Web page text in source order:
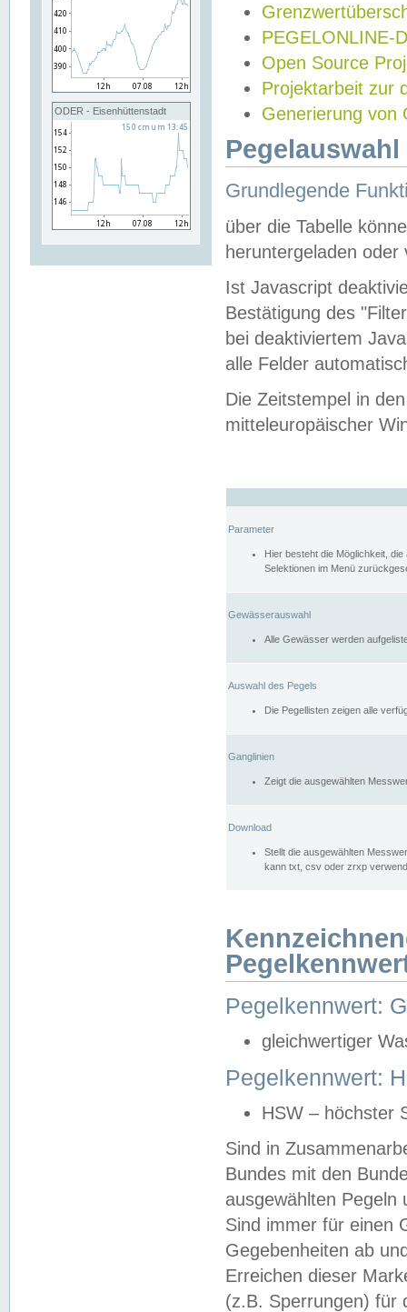
ODER - Eisenhüttenstadt
PEGELONLINE-
Open Source
Projektarbeit zur
Generierung von
Grundlegende
über die Tabelle
heruntergeladen oder
Ist Javascript
Bestätigung des
bei deaktiviertem
alle Felder
Die Zeitstempel in
mitteleuropäischer
Parameter
Hier besteht die Möglichkeit,
Selektionen im Menü
Gewässerauswahl
Alle Gewässer werden
Auswahl des Pegels
Die Pegellisten zeigen alle
Ganglinien
Zeigt die ausgewählten
Download
Stellt die ausgewählten
kann txt, csv oder zrxp
Pegelkennwert:
gleichwertiger
Pegelkennwert:
HSW – höchster
Sind in
Bundes mit den
ausgewählten
Sind immer für einen
Gegebenheiten ab
Erreichen dieser
(z.B. Sperrungen) für